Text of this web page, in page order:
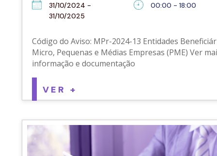
31/10/2024 -
31/10/2025
00:00 - 18:00
Código do Aviso: MPr-2024-13 Entidades
Micro, Pequenas e Médias Empresas (PME) Ver
informação e documentação
VER +